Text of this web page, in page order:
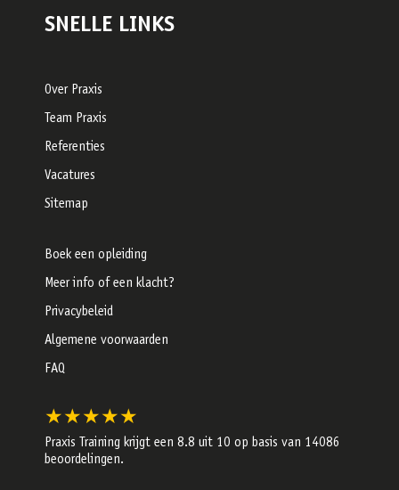
SNELLE LINKS
Over Praxis
Team Praxis
Referenties
Vacatures
Sitemap
Boek een opleiding
Meer info of een klacht?
Privacybeleid
Algemene voorwaarden
FAQ
★★★★★
Praxis Training krijgt een 8.8 uit 10 op basis van 14086
beoordelingen.